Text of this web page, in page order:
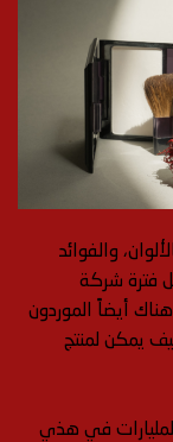
والفوائد
فترة شركة
أيضاً الموردون
يمكن لمنتج
في هذي